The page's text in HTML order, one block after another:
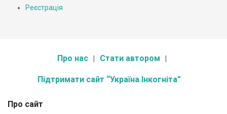
Реєстрація
Про нас Стати автором
Підтримати сайт “Україна Інкогніта”
Про сайт